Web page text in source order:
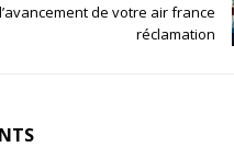
de votre air france
réclamation